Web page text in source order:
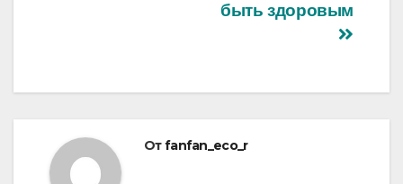
быть здоровым
Отfanfan_eco_r